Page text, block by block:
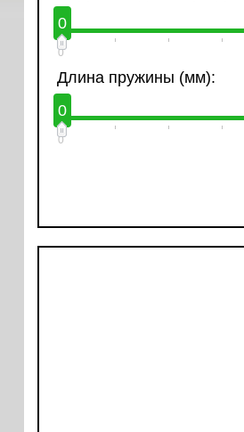
0
0
Длина пружины (мм):
0
0